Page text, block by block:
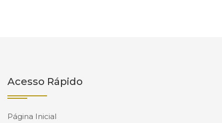
Acesso Rápido
Página Inicial